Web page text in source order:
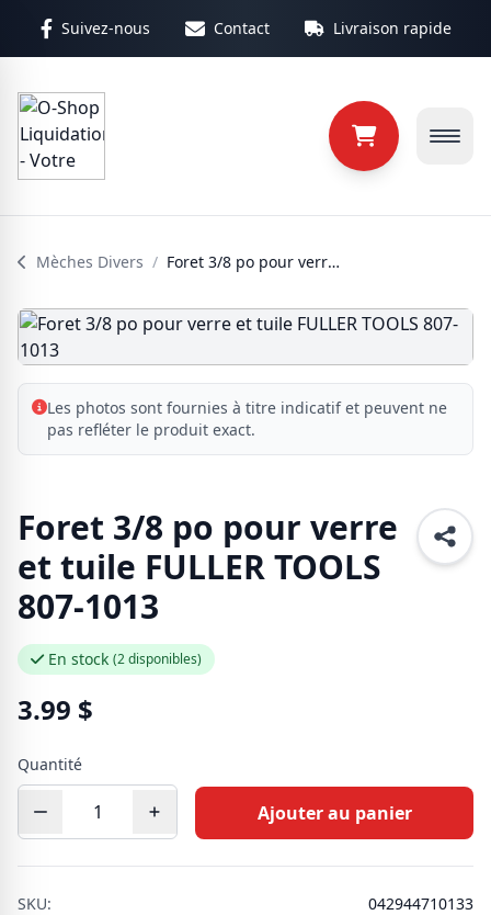
Suivez-nous Contact Livraison rapide
Mèches Divers / Foret 3/8 po pour verre et tuile FULLER TOOLS 807-1013
Les photos sont fournies à titre indicatif et peuvent ne
pas refléter le produit exact.
Foret 3/8 po pour verre
et tuile FULLER TOOLS
807-1013
En stock (2 disponibles)
3.99 $
Quantité
Ajouter au panier
SKU:
042944710133